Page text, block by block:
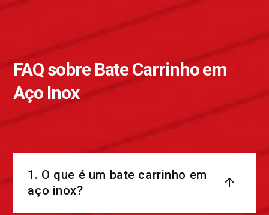
FAQ sobre Bate Carrinho em
Aço Inox
1. O que é um bate carrinho em
aço inox?